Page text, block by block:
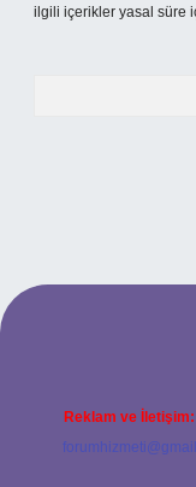
ilgili içerikler yasal süre
giriş
Reklam ve İletişim: